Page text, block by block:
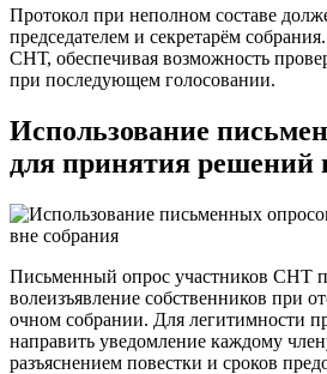
Протокол при неполном составе
председателем и секретарём
СНТ, обеспечивая возможность
при последующем голосовании.
Использование
для принятия решений
Письменный опрос участников СНТ
волеизъявление собственников при
очном собрании. Для легитимности
направить уведомление каждому
разъяснением повестки и сроков